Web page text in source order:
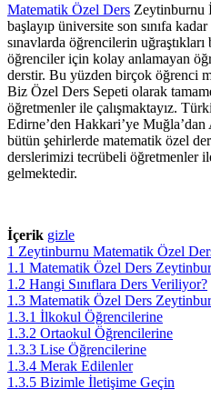
Matematik Özel Ders Zeytinburnu
başlayıp üniversite son sınıfa
sınavlarda öğrencilerin
öğrenciler için kolay anlamayan
derstir. Bu yüzden birçok öğrenci
Biz Özel Ders Sepeti olarak
öğretmenler ile çalışmaktayız.
Edirne’den Hakkari’ye Muğla’dan
bütün şehirlerde matematik özel
derslerimizi tecrübeli öğretmenler
gelmektedir.
İçerik gizle
1 Zeytinburnu Matematik Özel
1.1 Matematik Özel Ders
1.2 Hangi Sınıflara Ders Veriliyor?
1.3 Matematik Özel Ders
1.3.1 İlkokul Öğrencilerine
1.3.2 Ortaokul Öğrencilerine
1.3.3 Lise Öğrencilerine
1.3.4 Merak Edilenler
1.3.5 Bizimle İletişime Geçin